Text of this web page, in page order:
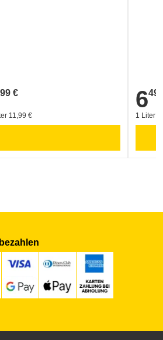
€
99 €
11,99 €
6,49 €
649
1 Liter